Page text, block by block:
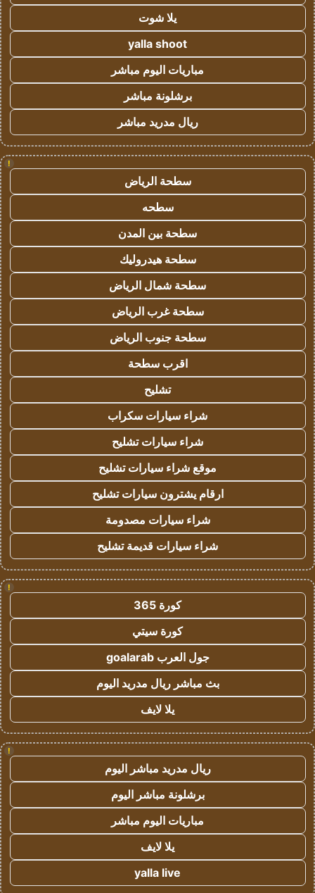
يلا شوت
yalla shoot
مباريات اليوم مباشر
برشلونة مباشر
ريال مدريد مباشر
!
سطحة الرياض
سطحه
سطحة بين المدن
سطحة هيدروليك
سطحة شمال الرياض
سطحة غرب الرياض
سطحة جنوب الرياض
اقرب سطحة
تشليح
شراء سيارات سكراب
شراء سيارات تشليح
موقع شراء سيارات تشليح
ارقام يشترون سيارات تشليح
شراء سيارات مصدومة
شراء سيارات قديمة تشليح
!
كورة 365
كورة سيتي
جول العرب goalarab
بث مباشر ريال مدريد اليوم
يلا لايف
!
ريال مدريد مباشر اليوم
برشلونة مباشر اليوم
مباريات اليوم مباشر
يلا لايف
yalla live